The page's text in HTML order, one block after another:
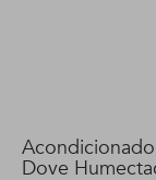
Dove